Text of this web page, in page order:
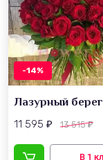
-14%
Лазурный берег
11 595 ₽ 13 515₽